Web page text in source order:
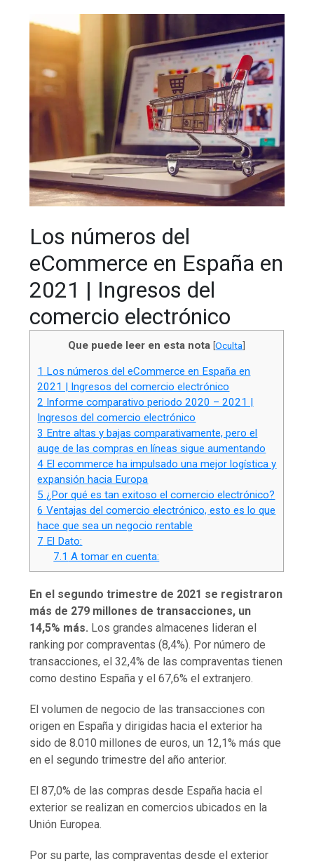
Los números del
eCommerce en España en
2021 | Ingresos del
comercio electrónico
Que puede leer en esta nota [Oculta]
1 Los números del eCommerce en España en
2021 | Ingresos del comercio electrónico
2 Informe comparativo periodo 2020 – 2021 |
Ingresos del comercio electrónico
3 Entre altas y bajas comparativamente, pero el
auge de las compras en líneas sigue aumentando
4 El ecommerce ha impulsado una mejor logística y
expansión hacia Europa
5 ¿Por qué es tan exitoso el comercio electrónico?
6 Ventajas del comercio electrónico, esto es lo que
hace que sea un negocio rentable
7 El Dato:
7.1 A tomar en cuenta:
En el segundo trimestre de 2021 se registraron
más de 279 millones de transacciones, un
14,5% más. Los grandes almacenes lideran el
ranking por compraventas (8,4%). Por número de
transacciones, el 32,4% de las compraventas tienen
como destino España y el 67,6% el extranjero.
El volumen de negocio de las transacciones con
origen en España y dirigidas hacia el exterior ha
sido de 8.010 millones de euros, un 12,1% más que
en el segundo trimestre del año anterior.
El 87,0% de las compras desde España hacia el
exterior se realizan en comercios ubicados en la
Unión Europea.
Por su parte, las compraventas desde el exterior